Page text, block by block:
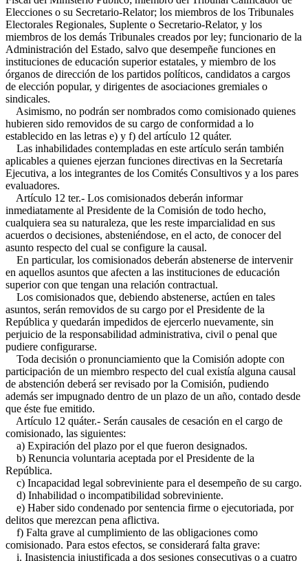
Elecciones o su Secretario-Relator; los miembros de los Tribunales
Electorales Regionales, Suplente o Secretario-Relator, y los
miembros de los demás Tribunales creados por ley; funcionario de la
Administración del Estado, salvo que desempeñe funciones en
instituciones de educación superior estatales, y miembro de los
órganos de dirección de los partidos políticos, candidatos a cargos
de elección popular, y dirigentes de asociaciones gremiales o
sindicales.
Asimismo, no podrán ser nombrados como comisionado quienes
hubieren sido removidos de su cargo de conformidad a lo
establecido en las letras e) y f) del artículo 12 quáter.
Las inhabilidades contempladas en este artículo serán también
aplicables a quienes ejerzan funciones directivas en la Secretaría
Ejecutiva, a los integrantes de los Comités Consultivos y a los pares
evaluadores.
Artículo 12 ter.- Los comisionados deberán informar
inmediatamente al Presidente de la Comisión de todo hecho,
cualquiera sea su naturaleza, que les reste imparcialidad en sus
acuerdos o decisiones, absteniéndose, en el acto, de conocer del
asunto respecto del cual se configure la causal.
En particular, los comisionados deberán abstenerse de intervenir
en aquellos asuntos que afecten a las instituciones de educación
superior con que tengan una relación contractual.
Los comisionados que, debiendo abstenerse, actúen en tales
asuntos, serán removidos de su cargo por el Presidente de la
República y quedarán impedidos de ejercerlo nuevamente, sin
perjuicio de la responsabilidad administrativa, civil o penal que
pudiere configurarse.
Toda decisión o pronunciamiento que la Comisión adopte con
participación de un miembro respecto del cual existía alguna causal
de abstención deberá ser revisado por la Comisión, pudiendo
además ser impugnado dentro de un plazo de un año, contado desde
que éste fue emitido.
Artículo 12 quáter.- Serán causales de cesación en el cargo de
comisionado, las siguientes:
a) Expiración del plazo por el que fueron designados.
b) Renuncia voluntaria aceptada por el Presidente de la
República.
c) Incapacidad legal sobreviniente para el desempeño de su cargo.
d) Inhabilidad o incompatibilidad sobreviniente.
e) Haber sido condenado por sentencia firme o ejecutoriada, por
delitos que merezcan pena aflictiva.
f) Falta grave al cumplimiento de las obligaciones como
comisionado. Para estos efectos, se considerará falta grave:
i. Inasistencia injustificada a dos sesiones consecutivas o a cuatro